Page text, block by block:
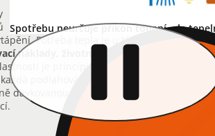
Spotřebu neurčuje příkon topení, ale
Potřeba tepla je u těchto domů tak
náklady, životnost a tzv. udržovací
je principiálně snadná přesná
podlahová plocha (místnost) funguje
dávkovanou spotřebou energie k udržení